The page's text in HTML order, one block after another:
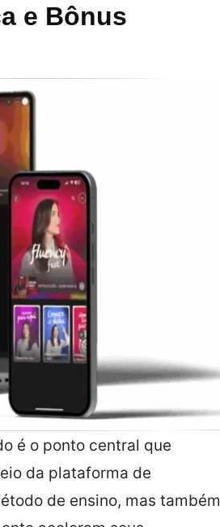
e Bônus
é o ponto central que
da plataforma de
de ensino, mas também